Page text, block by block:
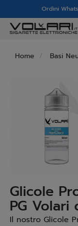
Ordini
Home Basi
Glicole
PG
Il nostro Glicole